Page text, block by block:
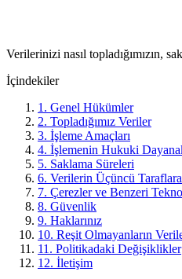
Verilerinizi nasıl topladığımızın,
İçindekiler
1. Genel Hükümler
2. Topladığımız Veriler
3. İşleme Amaçları
4. İşlemenin Hukuki
5. Saklama Süreleri
6. Verilerin Üçüncü Taraflara
7. Çerezler ve Benzeri
8. Güvenlik
9. Haklarınız
10. Reşit Olmayanların
11. Politikadaki Değişiklikler
12. İletişim